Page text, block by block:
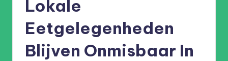
Lokale
Eetgelegenheden
Blijven Onmisbaar In